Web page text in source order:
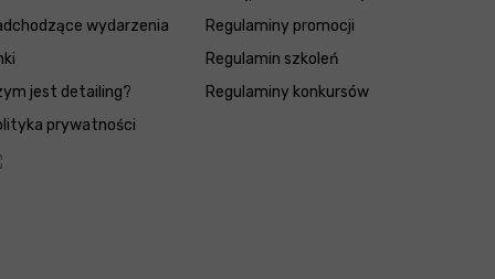
wydarzenia
jest detailing?
prywatności
Regulaminy promocji
Regulamin szkoleń
Regulaminy konkursów